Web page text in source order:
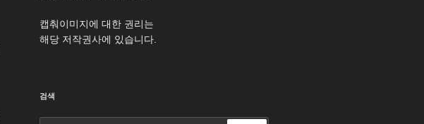
캡춰이미지에 대한 권리는
해당 저작권사에 있습니다.
검색